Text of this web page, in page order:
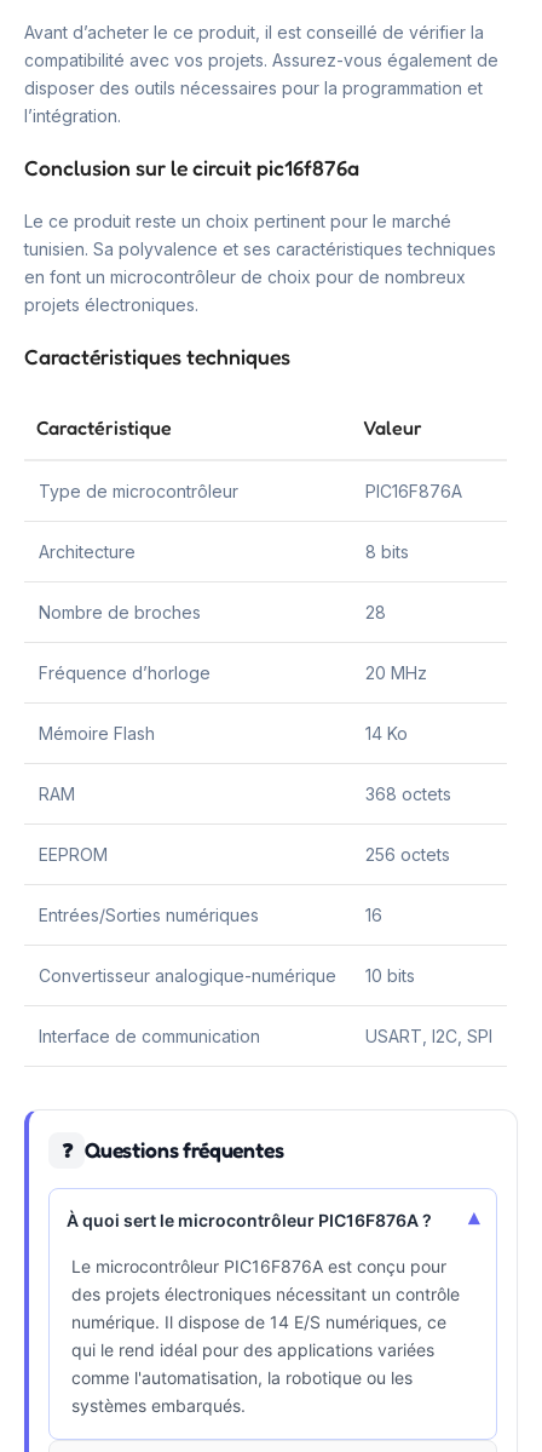
Avant d’acheter le ce produit, il est conseillé de vérifier la
compatibilité avec vos projets. Assurez-vous également de
disposer des outils nécessaires pour la programmation et
l’intégration.
Conclusion sur le circuit pic16f876a
Le ce produit reste un choix pertinent pour le marché
tunisien. Sa polyvalence et ses caractéristiques techniques
en font un microcontrôleur de choix pour de nombreux
projets électroniques.
Caractéristiques techniques
Caractéristique Valeur
Type de microcontrôleur PIC16F876A
Architecture 8 bits
Nombre de broches 28
Fréquence d’horloge 20 MHz
Mémoire Flash 14 Ko
RAM 368 octets
EEPROM 256 octets
Entrées/Sorties numériques 16
Convertisseur analogique-numérique 10 bits
Interface de communication USART, I2C, SPI
❓ Questions fréquentes
À quoi sert le microcontrôleur PIC16F876A ? ▾
Le microcontrôleur PIC16F876A est conçu pour
des projets électroniques nécessitant un contrôle
numérique. Il dispose de 14 E/S numériques, ce
qui le rend idéal pour des applications variées
comme l'automatisation, la robotique ou les
systèmes embarqués.